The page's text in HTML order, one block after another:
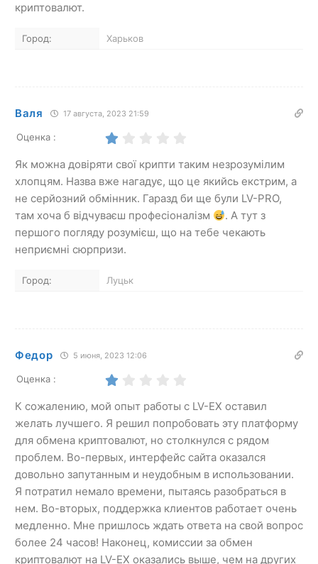
криптовалют.
Город: Харьков
Валя 17 августа, 2023 21:59
Оценка :
Як можна довіряти свої крипти таким незрозумілим
хлопцям. Назва вже нагадує, що це якийсь екстрим, а
не серйозний обмінник. Гаразд би ще були LV-PRO,
там хоча б відчуваєш професіоналізм
. А тут з
першого погляду розумієш, що на тебе чекають
неприємні сюрпризи.
Город: Луцьк
Федор 5 июня, 2023 12:06
Оценка :
К сожалению, мой опыт работы с LV-EX оставил
желать лучшего. Я решил попробовать эту платформу
для обмена криптовалют, но столкнулся с рядом
проблем. Во-первых, интерфейс сайта оказался
довольно запутанным и неудобным в использовании.
Я потратил немало времени, пытаясь разобраться в
нем. Во-вторых, поддержка клиентов работает очень
медленно. Мне пришлось ждать ответа на свой вопрос
более 24 часов! Наконец, комиссии за обмен
криптовалют на LV-EX оказались выше, чем на других